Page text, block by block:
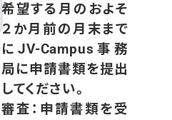
希望する月のおよそ
２か月前の月末まで
にJV-Campus事務
局に申請書類を提出
してください。
審査：申請書類を受